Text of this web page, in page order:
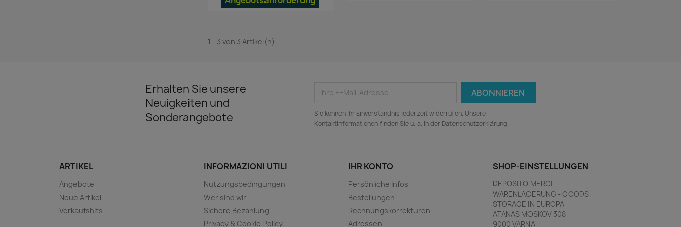
1 - 3 von 3 Artikel(n)
Erhalten Sie unsere
Neuigkeiten und
Sonderangebote
Sie können Ihr Einverständnis jederzeit widerrufen. Unsere
Kontaktinformationen finden Sie u. a. in der Datenschutzerklärung.
ARTIKEL
Angebote
Neue Artikel
Verkaufshits
INFORMAZIONI UTILI
Nutzungsbedingungen
Wer sind wir
Sichere Bezahlung
Privacy & Cookie Policy.
IHR KONTO
Persönliche Infos
Bestellungen
Rechnungskorrekturen
Adressen
SHOP-EINSTELLUNGEN
DEPOSITO MERCI -
WARENLAGERUNG - GOODS
STORAGE IN EUROPA
ATANAS MOSKOV 308
9000 VARNA